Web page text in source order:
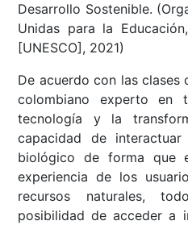
Desarrollo Sostenible.
Unidas para la
[UNESCO], 2021)
De acuerdo con las clases
colombiano experto en
tecnología y la
capacidad de
biológico de forma que
experiencia de los
recursos naturales,
posibilidad de acceder a